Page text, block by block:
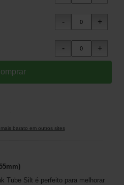
barato em outros sites
Tube Silt é perfeito para melhorar